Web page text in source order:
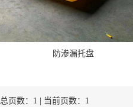
防渗漏托盘
总页数：1 | 当前页数：1